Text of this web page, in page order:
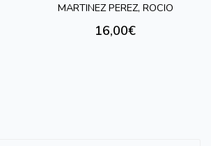
MARTINEZ PEREZ, ROCIO
16,00€